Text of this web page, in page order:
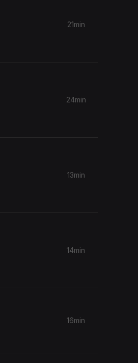
21min
24min
13min
14min
16min